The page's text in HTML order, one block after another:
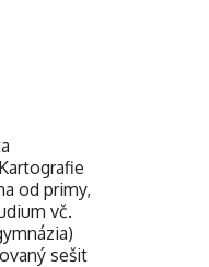
od primy,
vč.
sešit